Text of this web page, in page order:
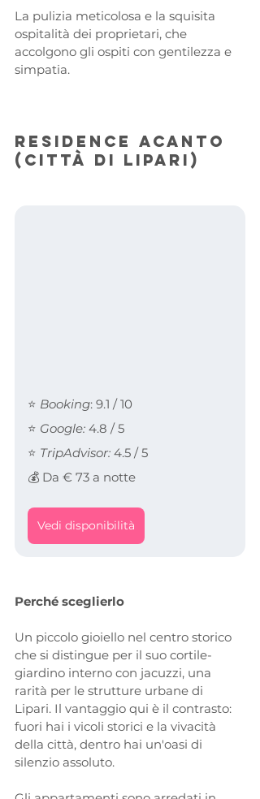
La pulizia meticolosa e la squisita
ospitalità dei proprietari, che
accolgono gli ospiti con gentilezza e
simpatia.
Residence Acanto
(Città di Lipari)
⭐ Booking: 9.1 / 10
⭐ Google: 4.8 / 5
⭐ TripAdvisor: 4.5 / 5
💰 Da € 73 a notte
Vedi disponibilità
Perché sceglierlo
Un piccolo gioiello nel centro storico
che si distingue per il suo cortile-
giardino interno con jacuzzi, una
rarità per le strutture urbane di
Lipari. Il vantaggio qui è il contrasto:
fuori hai i vicoli storici e la vivacità
della città, dentro hai un'oasi di
silenzio assoluto.